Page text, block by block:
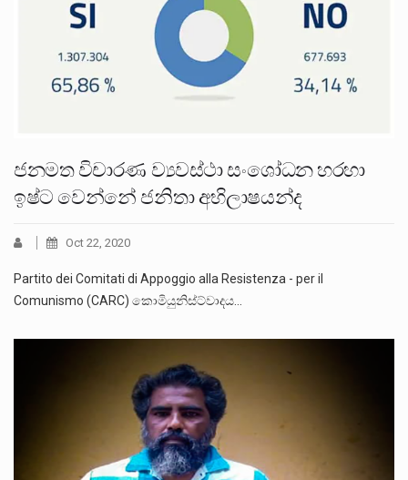
ජනමත විචාරණ ව්‍යවස්ථා සංශෝධන හරහා
ඉෂ්ට වෙන්නේ ජනිතා අභිලාෂයන්ද
Oct 22, 2020
Partito dei Comitati di Appoggio alla Resistenza - per il
Comunismo (CARC) කොමියුනිස්ට්වාදය…